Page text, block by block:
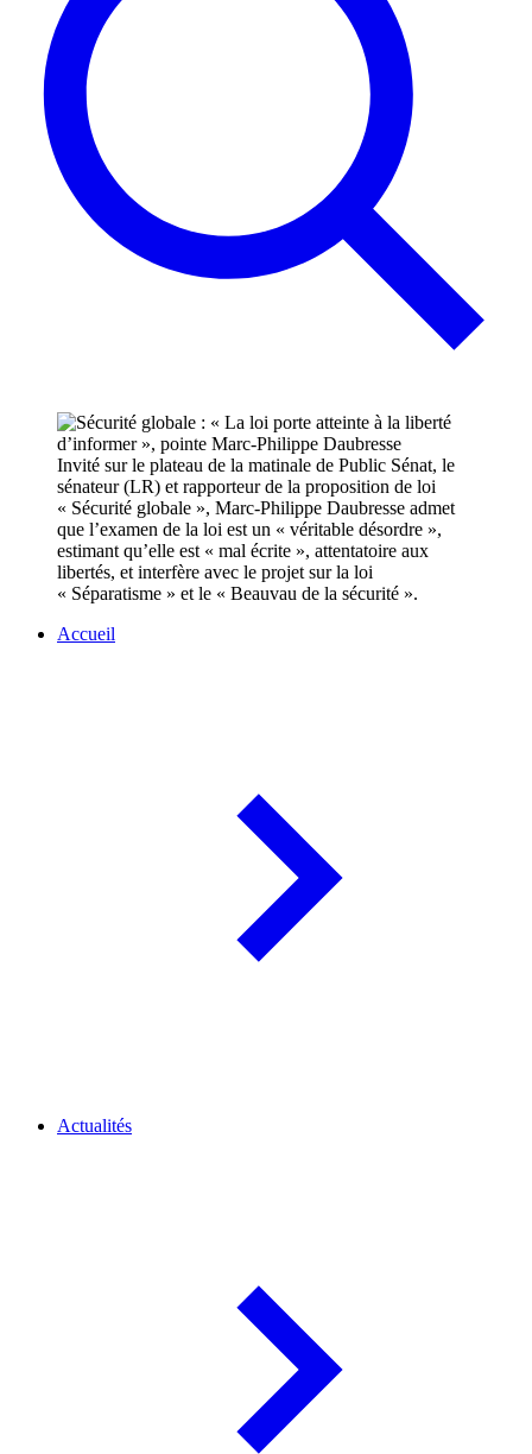
Invité sur le plateau de la matinale de Public Sénat, le
sénateur (LR) et rapporteur de la proposition de loi
« Sécurité globale », Marc-Philippe Daubresse admet
que l’examen de la loi est un « véritable désordre »,
estimant qu’elle est « mal écrite », attentatoire aux
libertés, et interfère avec le projet sur la loi
« Séparatisme » et le « Beauvau de la sécurité ».
Accueil
Actualités